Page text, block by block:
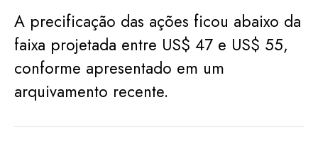
A precificação das ações ficou abaixo da
faixa projetada entre US$ 47 e US$ 55,
conforme apresentado em um
arquivamento recente.